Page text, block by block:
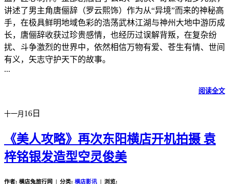
讲述了男主角唐俪辞（罗云熙饰）作为从“异境”而来的神秘高
手，在极具鲜明地域色彩的浩荡武林江湖与神州大地中游历成
长，唐俪辞收获过珍贵感情，也经历过误解背叛，在复杂纷
扰、斗争激烈的世界中，依然相信万物有爱、苍生有情、世间
有义，矢志守护天下的故事。
...
阅读全文
十一月 16日
《美人攻略》再次东阳横店开机拍摄 袁
梓铭银发造型空灵俊美
作者: 横店兔旅行网 | 分类: 横店影讯 | 浏览: